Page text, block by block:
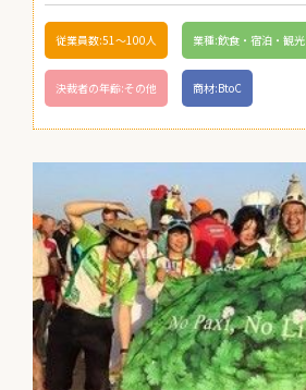
従業員数:51〜100人 業種:飲食・宿泊・観光
決裁者の年齢:その他 商材:BtoC